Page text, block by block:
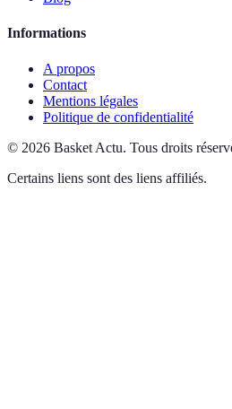
Informations
A propos
Contact
Mentions légales
Politique de confidentialité
© 2026 Basket Actu. Tous droits
Certains liens sont des liens affiliés.